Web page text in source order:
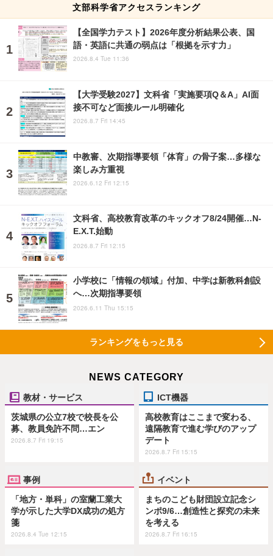
文部科学省アクセスランキング
【全国学力テスト】2026年度分析結果公表、国
語・英語に共通の弱点は「根拠を示す力」
2026.8.4 Tue 11:36
【大学受験2027】文科省「実施要項Q＆A」AI面
接不可など面接ルール明確化
2026.8.7 Fri 14:45
中教審、次期指導要領「体育」の骨子案…多様な
楽しみ方重視
2026.6.12 Fri 12:15
文科省、高校教育改革のキックオフ8/24開催…N-
E.X.T.始動
2026.8.7 Fri 12:15
小学校に「情報の領域」付加、中学は新教科創設
へ…次期指導要領
2026.6.11 Thu 15:15
ランキングをもっと見る
NEWS CATEGORY
教材・サービス
茨城県の公立7校で校長を公
募、教員免許不問…エン
2026.8.7 Fri 19:15
ICT機器
高校教育はここまで変わる、
遠隔教育で進む学びのアップ
デート
2026.8.7 Fri 15:15
事例
「地方・単科」の室蘭工業大
学が示した大学DX成功の処方
箋
2026.8.4 Tue 12:15
イベント
まちのこども財団設立記念シ
ンポ9/6…創造性と探究の未来
を考える
2026.8.7 Fri 16:15